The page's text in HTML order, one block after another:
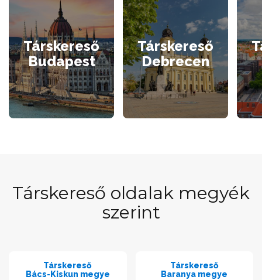
Társkereső
Budapest
Társkereső
Debrecen
Társkereső oldalak megyék
szerint
Társkereső
Bács-Kiskun megye
Társkereső
Baranya megye